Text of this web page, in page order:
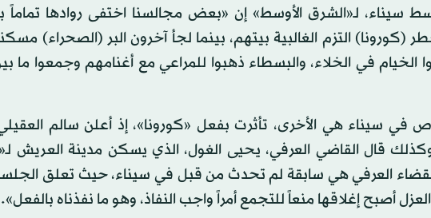
سيناء، لـ«الشرق الأوسط» إن «بعض مجالسنا اختفى روادها
(كورونا) التزم الغالبية بيتهم، بينما لجأ آخرون البر (الصحراء)
الخيام في الخلاء، والبسطاء ذهبوا للمراعي مع أغنامهم وجمعوا
في سيناء هي الأخرى، تأثرت بفعل «كورونا»، إذ أعلن سالم
قال القاضي العرفي، يحيى الغول، الذي يسكن مدينة العريش
العرفي هي سابقة لم تحدث من قبل في سيناء، حيث تعلق
أصبح إغلاقها منعاً للتجمع أمراً واجب النفاذ، وهو ما نفذناه بالفعل».